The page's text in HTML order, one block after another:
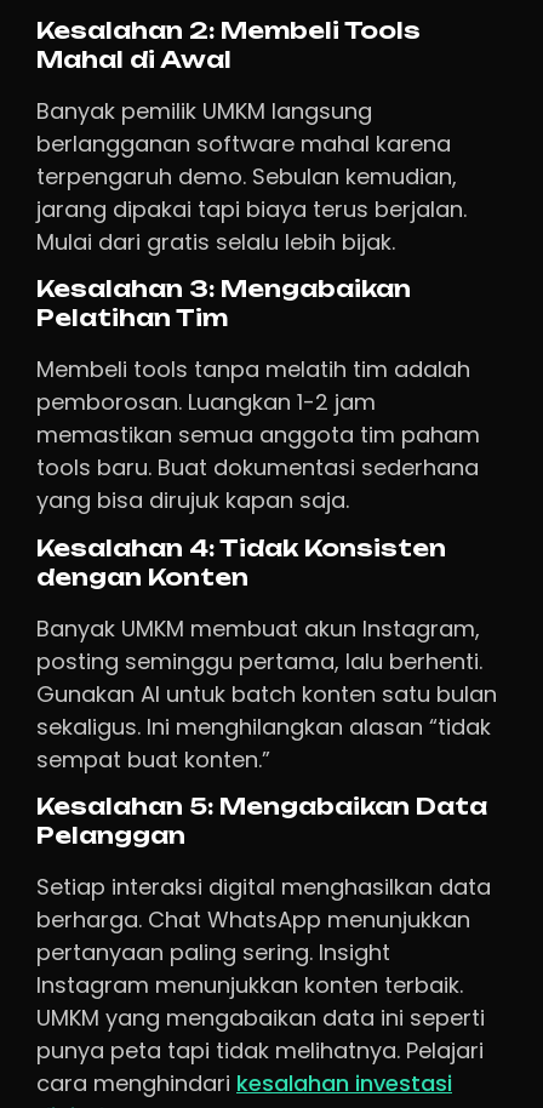
Kesalahan 2: Membeli Tools
Mahal di Awal
Banyak pemilik UMKM langsung
berlangganan software mahal karena
terpengaruh demo. Sebulan kemudian,
jarang dipakai tapi biaya terus berjalan.
Mulai dari gratis selalu lebih bijak.
Kesalahan 3: Mengabaikan
Pelatihan Tim
Membeli tools tanpa melatih tim adalah
pemborosan. Luangkan 1-2 jam
memastikan semua anggota tim paham
tools baru. Buat dokumentasi sederhana
yang bisa dirujuk kapan saja.
Kesalahan 4: Tidak Konsisten
dengan Konten
Banyak UMKM membuat akun Instagram,
posting seminggu pertama, lalu berhenti.
Gunakan AI untuk batch konten satu bulan
sekaligus. Ini menghilangkan alasan “tidak
sempat buat konten.”
Kesalahan 5: Mengabaikan Data
Pelanggan
Setiap interaksi digital menghasilkan data
berharga. Chat WhatsApp menunjukkan
pertanyaan paling sering. Insight
Instagram menunjukkan konten terbaik.
UMKM yang mengabaikan data ini seperti
punya peta tapi tidak melihatnya. Pelajari
cara menghindari kesalahan investasi